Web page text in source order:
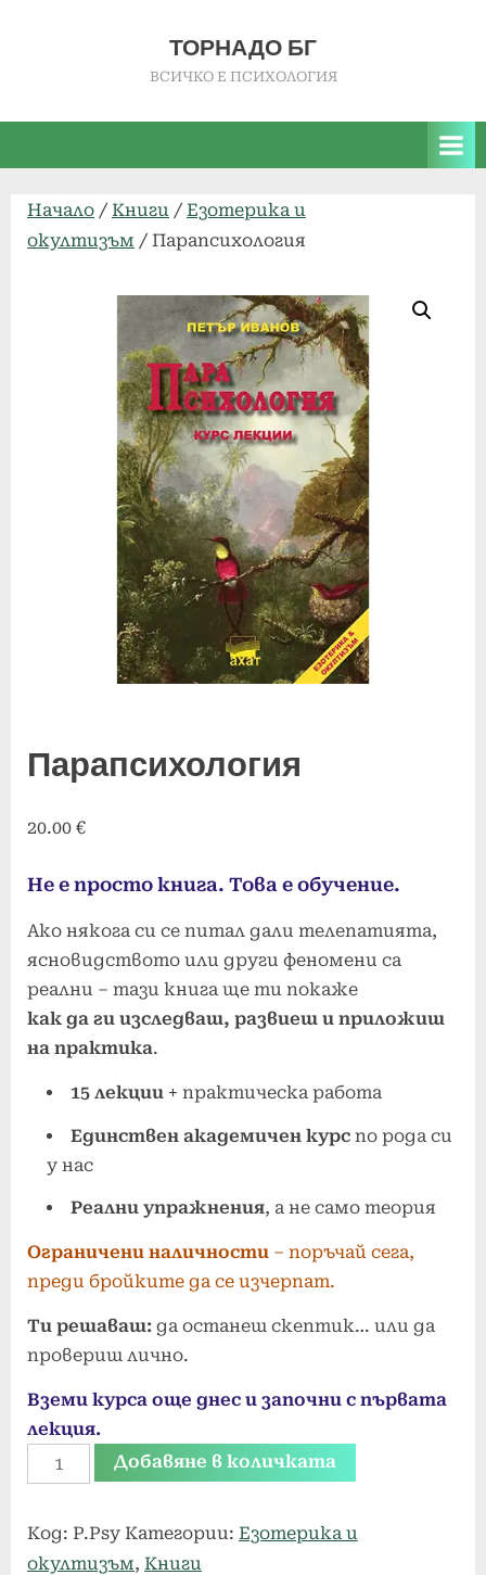
ТОРНАДО БГ
ВСИЧКО Е ПСИХОЛОГИЯ
Начало / Книги / Езотерика и
окултизъм / Парапсихология
Парапсихология
20.00 €
Не е просто книга. Това е обучение.
Ако някога си се питал дали телепатията,
ясновидството или други феномени са
реални – тази книга ще ти покаже
как да ги изследваш, развиеш и приложиш
на практика.
15 лекции + практическа работа
Единствен академичен курс по рода си
у нас
Реални упражнения, а не само теория
Ограничени наличности – поръчай сега,
преди бройките да се изчерпат.
Ти решаваш: да останеш скептик… или да
провериш лично.
Вземи курса още днес и започни с първата
лекция.
Добавяне в количката
Код: P.Psy Категории: Езотерика и
окултизъм, Книги